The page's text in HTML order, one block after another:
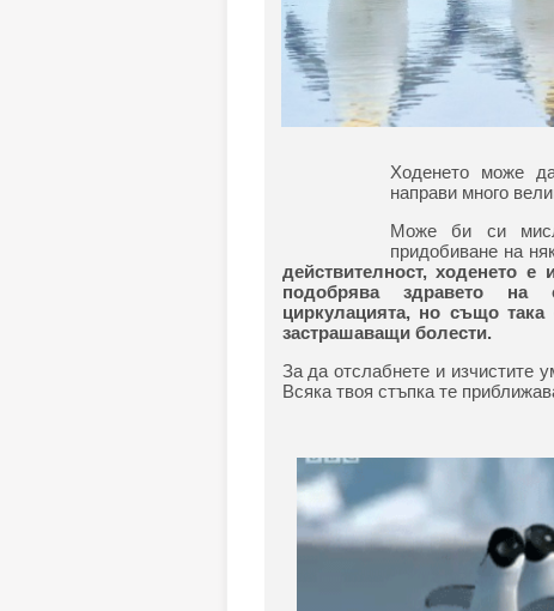
Ходенето може
направи много
Може би си
придобиване на
действителност, ходенето
подобрява здравето на
циркулацията, но също
застрашаващи болести.
За да отслабнете и изчистите
Всяка твоя стъпка те